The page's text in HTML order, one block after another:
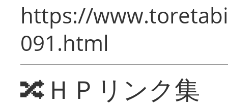
https://
091.html
🔀ＨＰリンク集